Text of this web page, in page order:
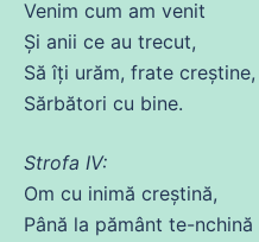
Venim cum am venit
Și anii ce au trecut,
Să îți urăm, frate creștine,
Sărbători cu bine.
Strofa IV:
Om cu inimă creștină,
Până la pământ te-nchină